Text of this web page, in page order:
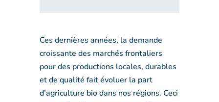
Ces dernières années, la demande
croissante des marchés frontaliers
pour des productions locales, durables
et de qualité fait évoluer la part
d’agriculture bio dans nos régions. Ceci